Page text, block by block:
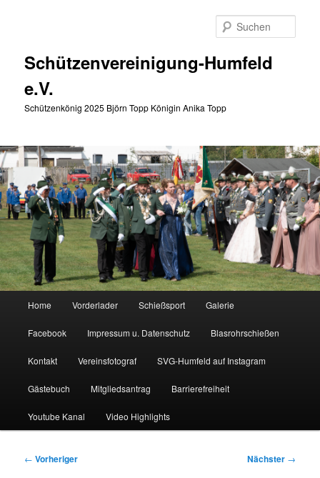
Schützenvereinigung-Humfeld
e.V.
Schützenkönig 2025 Björn Topp Königin Anika Topp
Home Vorderlader Schießsport Galerie
Facebook Impressum u. Datenschutz Blasrohrschießen
Kontakt Vereinsfotograf SVG-Humfeld auf Instagram
Gästebuch Mitgliedsantrag Barrierefreiheit
Youtube Kanal Video Highlights
Beitragsnavigation
← Vorheriger Nächster →